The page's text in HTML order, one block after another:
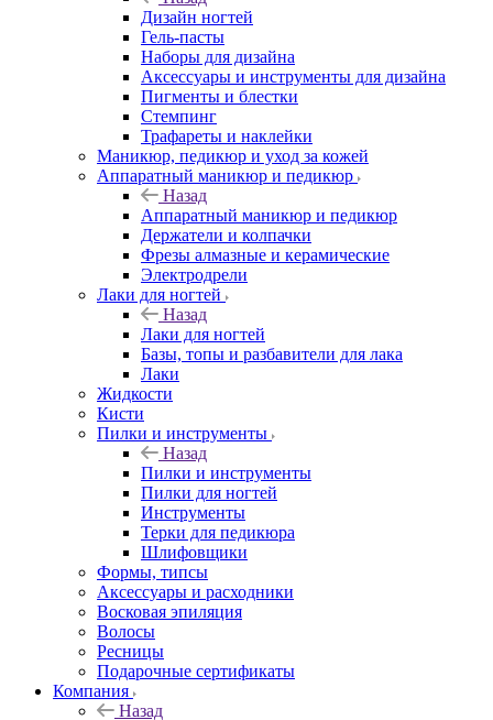
Дизайн ногтей
Гель-пасты
Наборы для дизайна
Аксессуары и инструменты для дизайна
Пигменты и блестки
Стемпинг
Трафареты и наклейки
Маникюр, педикюр и уход за кожей
Аппаратный маникюр и педикюр
Назад
Аппаратный маникюр и педикюр
Держатели и колпачки
Фрезы алмазные и керамические
Электродрели
Лаки для ногтей
Назад
Лаки для ногтей
Базы, топы и разбавители для лака
Лаки
Жидкости
Кисти
Пилки и инструменты
Назад
Пилки и инструменты
Пилки для ногтей
Инструменты
Терки для педикюра
Шлифовщики
Формы, типсы
Аксессуары и расходники
Восковая эпиляция
Волосы
Ресницы
Подарочные сертификаты
Компания
Назад